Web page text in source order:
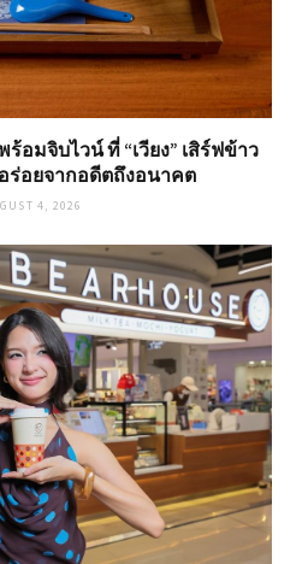
มจิบไวน์ ที่ “เวียง” เสิร์ฟข้าว
ร่อยจากอดีตถึงอนาคต
4, 2026